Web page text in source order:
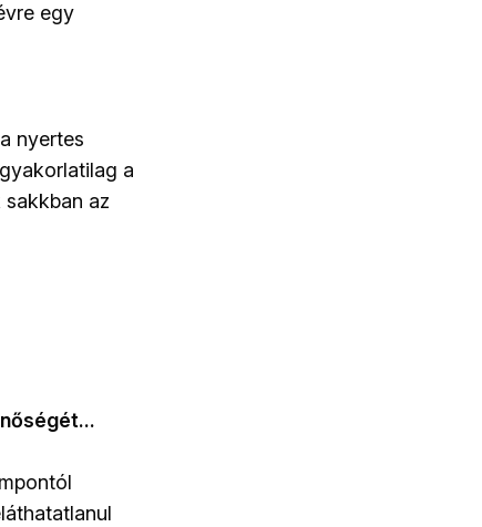
egy
nyertes
a
az